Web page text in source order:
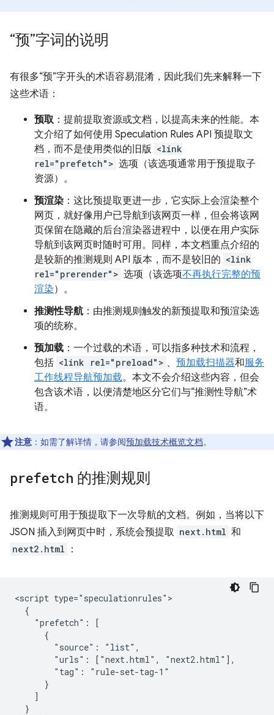
“预”字词的说明
有很多“预”字开头的术语容易混淆，因此我们先来解释一下
这些术语：
预取：提前提取资源或文档，以提高未来的性能。本
文介绍了如何使用 Speculation Rules API 预提取文
档，而不是使用类似的旧版 <link
rel="prefetch"> 选项（该选项通常用于预提取子
资源）。
预渲染 ：这比预提取更进一步，它实际上会渲染整个
网页，就好像用户已导航到该网页一样，但会将该网
页保留在隐藏的后台渲染器进程中，以便在用户实际
导航到该网页时随时可用。同样，本文档重点介绍的
是较新的推测规则 API 版本，而不是较旧的 <link
rel="prerender"> 选项（该选项不再执行完整的预
渲染）。
推测性导航 ：由推测规则触发的新预提取和预渲染选
项的统称。
预加载 ：一个过载的术语，可以指多种技术和流程，
包括 <link rel="preload"> 、 预加载扫描器和服务
工作线程导航预加载。本文不会介绍这些内容，但会
包含该术语，以便清楚地区分它们与“推测性导航”术
语。
注意 ：如需了解详情，请参阅预加载技术概览文档。
prefetch 的推测规则
推测规则可用于预提取下一次导航的文档。例如，当将以下
JSON 插入到网页中时，系统会预提取 next.html 和
next2.html ：
<script type="speculationrules">
  {
    "prefetch": [
      {
        "source": "list",
        "urls": ["next.html", "next2.html"],
        "tag": "rule-set-tag-1"
      }
    ]
  }